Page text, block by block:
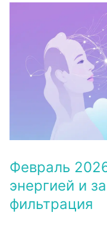
Февраль
энергией и
фильтрация